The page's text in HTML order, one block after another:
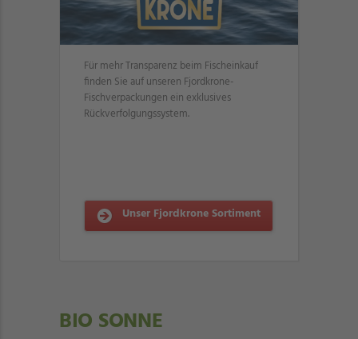
Für mehr Transparenz beim Fischeinkauf
finden Sie auf unseren Fjordkrone-
Fischverpackungen ein exklusives
Rückverfolgungssystem.
Unser Fjordkrone Sortiment
BIO SONNE